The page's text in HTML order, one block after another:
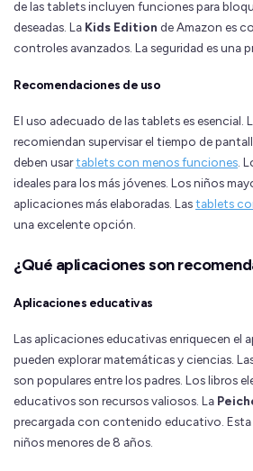
de las tablets incluyen funciones para
deseadas. La Kids Edition de Amazon es
controles avanzados. La seguridad es una
Recomendaciones de uso
El uso adecuado de las tablets es esencial.
recomiendan supervisar el tiempo de
deben usartablets con menos funciones.
ideales para los más jóvenes. Los niños
aplicaciones más elaboradas. Lastablets
una excelente opción.
¿Qué aplicaciones son
Aplicaciones educativas
Las aplicaciones educativas enriquecen el
pueden explorar matemáticas y ciencias.
son populares entre los padres. Los libros
educativos son recursos valiosos. La
precargada con contenido educativo.
niños menores de 8 años.